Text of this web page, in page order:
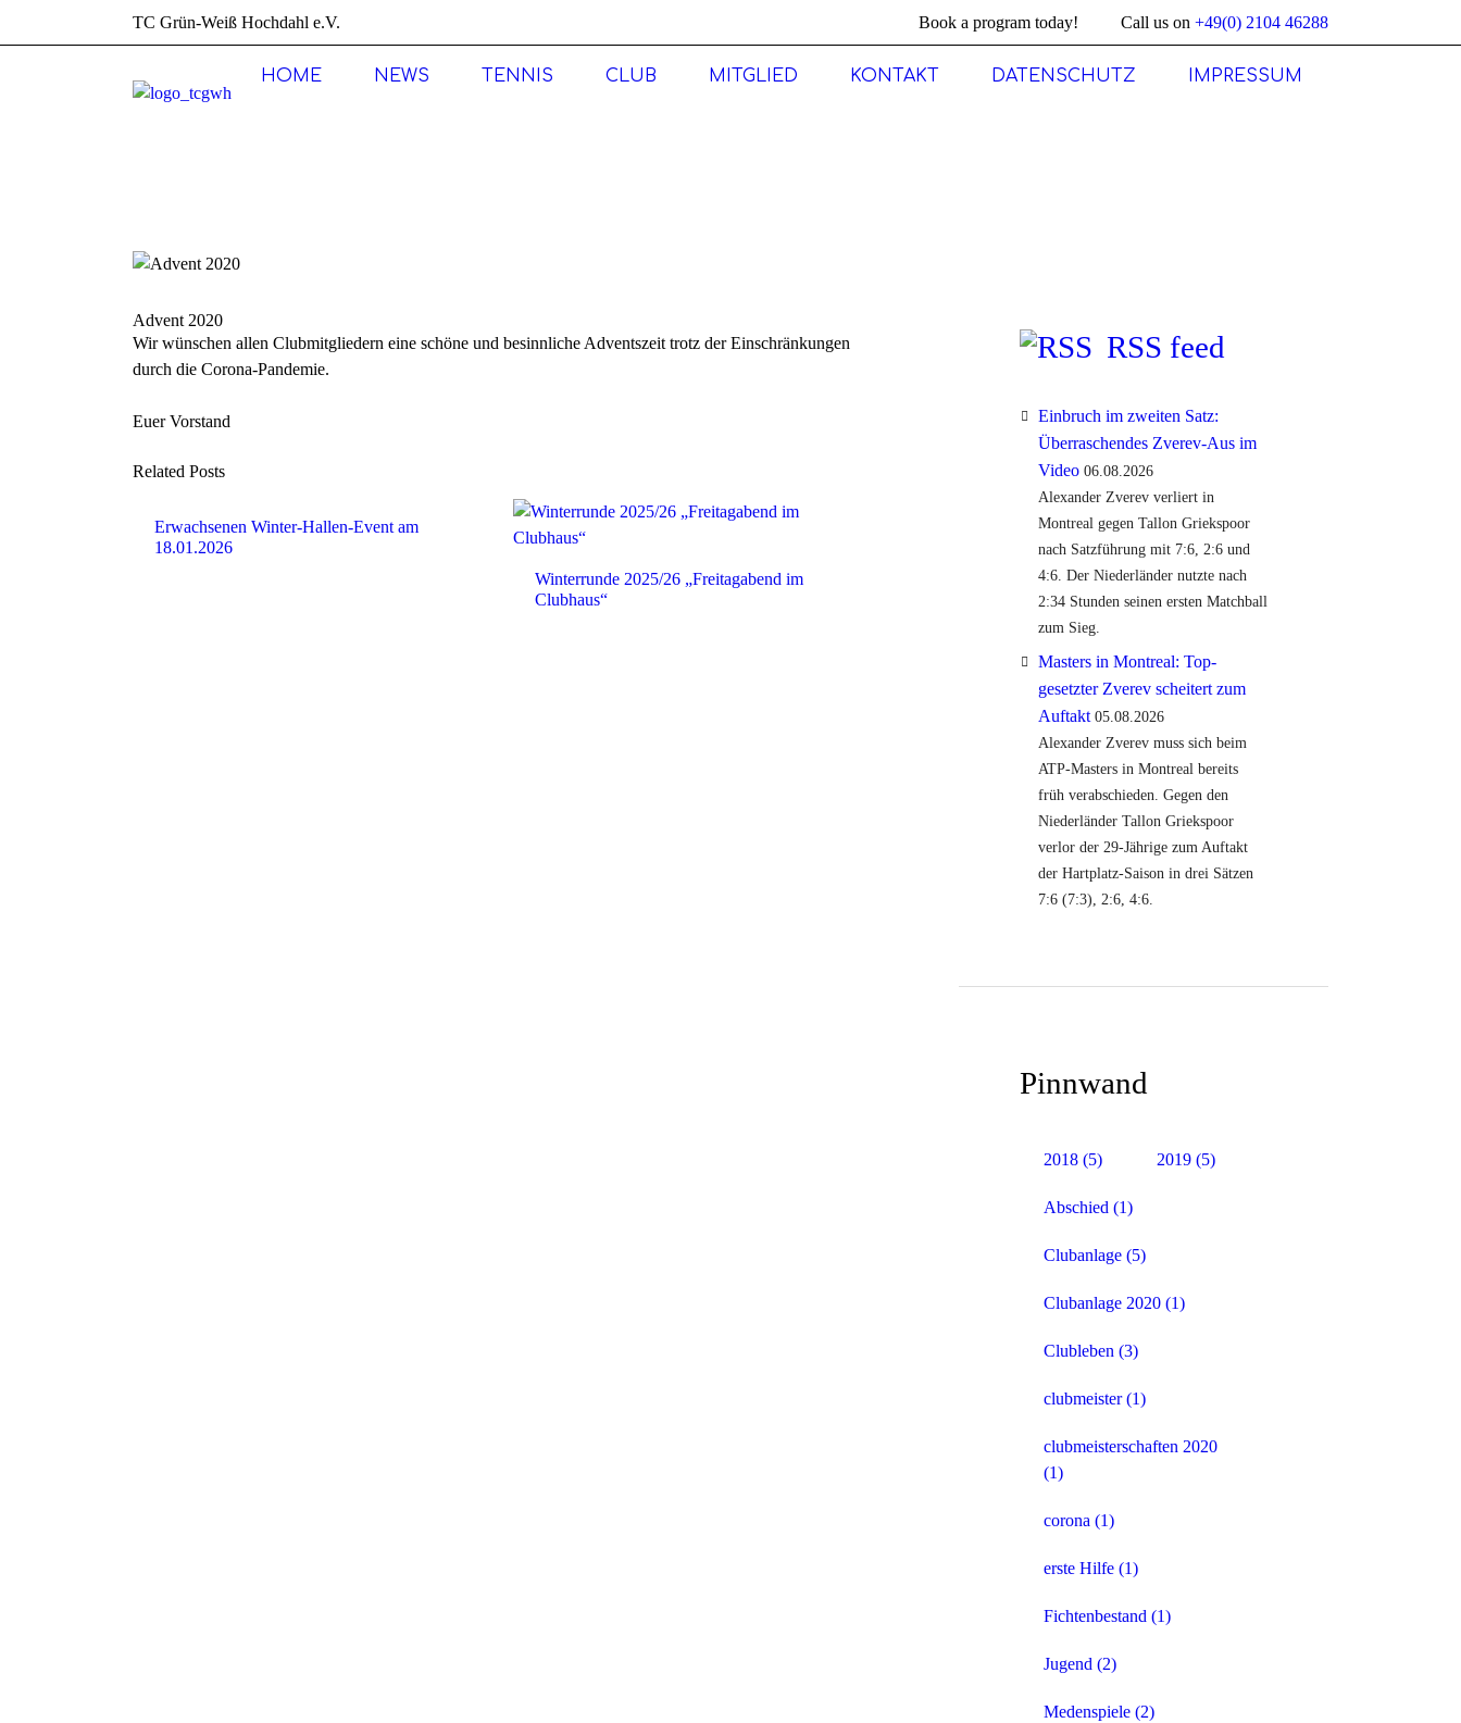
TC Grün-Weiß Hochdahl e.V. Book a program today! Call us on +49(0) 2104 46288
HOME NEWS TENNIS CLUB MITGLIED KONTAKT DATENSCHUTZ IMPRESSUM
Advent 2020
Wir wünschen allen Clubmitgliedern eine schöne und besinnliche Adventszeit trotz der Einschränkungen
durch die Corona-Pandemie.
Euer Vorstand
Related Posts
Erwachsenen Winter-Hallen-Event am
18.01.2026
Winterrunde 2025/26 „Freitagabend im
Clubhaus“
RSS feed
Einbruch im zweiten Satz:
Überraschendes Zverev-Aus im
Video 06.08.2026
Alexander Zverev verliert in
Montreal gegen Tallon Griekspoor
nach Satzführung mit 7:6, 2:6 und
4:6. Der Niederländer nutzte nach
2:34 Stunden seinen ersten Matchball
zum Sieg.
Masters in Montreal: Top-
gesetzter Zverev scheitert zum
Auftakt 05.08.2026
Alexander Zverev muss sich beim
ATP-Masters in Montreal bereits
früh verabschieden. Gegen den
Niederländer Tallon Griekspoor
verlor der 29-Jährige zum Auftakt
der Hartplatz-Saison in drei Sätzen
7:6 (7:3), 2:6, 4:6.
Pinnwand
2018 (5) 2019 (5)
Abschied (1)
Clubanlage (5)
Clubanlage 2020 (1)
Clubleben (3)
clubmeister(1)
clubmeisterschaften 2020
(1)
corona (1)
erste Hilfe (1)
Fichtenbestand (1)
Jugend (2)
Medenspiele (2)